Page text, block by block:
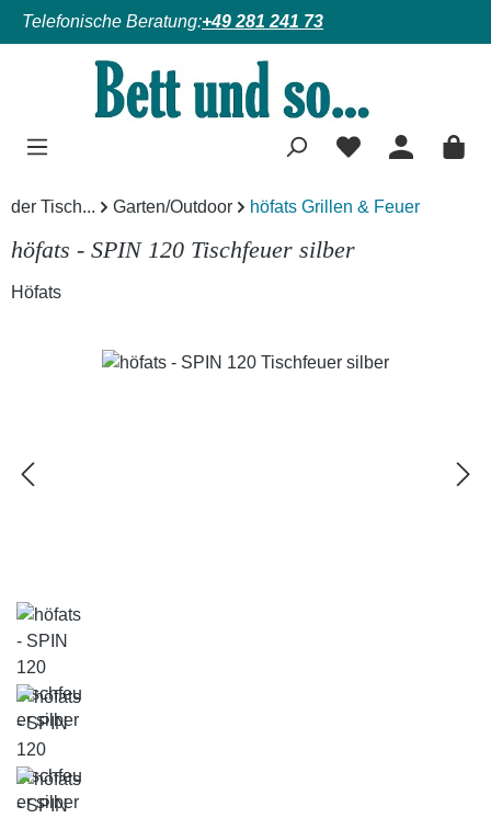
Zum Hauptinhalt springen
Telefonische Beratung:+49 281 241 73
der Tisch... Garten/Outdoor höfats Grillen & Feuer
höfats - SPIN 120 Tischfeuer silber
Höfats
Bildergalerie überspringen